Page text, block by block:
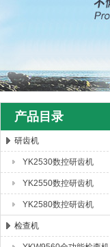
成都众合格尔机床有限公司
产品目录
研齿机
YK2530数控研齿机
YK2550数控研齿机
YK2580数控研齿机
检查机